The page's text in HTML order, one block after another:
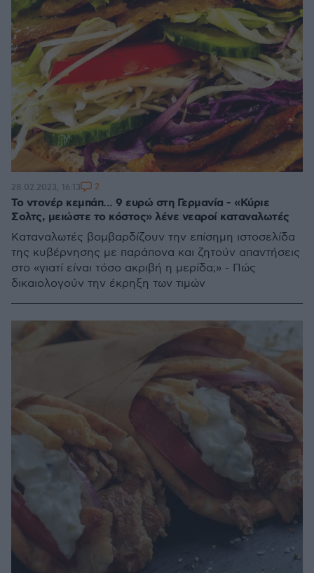
Το ντονέρ κεμπάπ... 9 ευρώ στη Γερμανία - «Κύριε
Σολτς, μειώστε το κόστος» λένε νεαροί καταναλωτές
Καταναλωτές βομβαρδίζουν την επίσημη ιστοσελίδα
της κυβέρνησης με παράπονα και ζητούν απαντήσεις
στο «γιατί είναι τόσο ακριβή η μερίδα;» - Πώς
δικαιολογούν την έκρηξη των τιμών
28.02.2023, 16:13 2